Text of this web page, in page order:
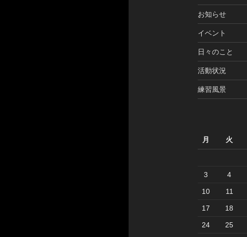
お知らせ
イベント
日々のこと
活動状況
練習風景
月 火
3 4
10 11
17 18
24 25